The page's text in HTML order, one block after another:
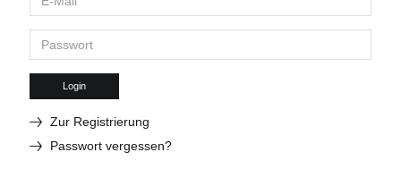
Login
Zur Registrierung
Passwort vergessen?